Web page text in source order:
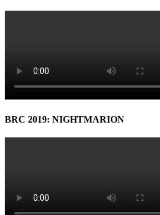
BRC 2019: NIGHTMARION